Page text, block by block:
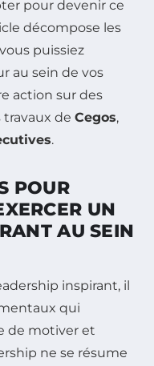
pour devenir ce
décompose les
puissiez
au sein de vos
action sur des
travaux de Cegos,
.
POUR
UN
AU SEIN
inspirant, il
qui
de motiver et
ne se résume